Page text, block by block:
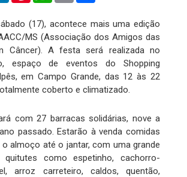
(17), acontece mais uma edição
MS (Associação dos Amigos das
Câncer). A festa será realizada no
espaço de eventos do Shopping
em Campo Grande, das 12 às 22
coberto e climatizado.
com 27 barracas solidárias, nove a
passado. Estarão à venda comidas
almoço até o jantar, com uma grande
quitutes como espetinho, cachorro-
arroz carreteiro, caldos, quentão,